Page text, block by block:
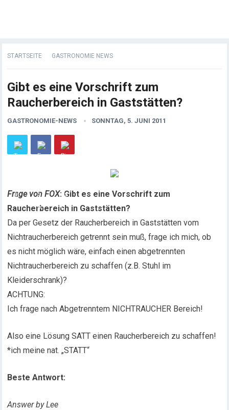
STARTSEITE GASTRONOMIE NEWS
Gibt es eine Vorschrift zum
Raucherbereich in Gaststätten?
GASTRONOMIE-NEWS SONNTAG, 5. JUNI 2011
Frage von FOX: Gibt es eine Vorschrift zum
Raucherbereich in Gaststätten?
Da per Gesetz der Raucherbereich in Gaststätten vom
Nichtraucherbereich getrennt sein muß, frage ich mich, ob
es nicht möglich wäre, einfach einen abgetrennten
Nichtraucherbereich zu schaffen (z.B. Stuhl im
Kleiderschrank)?
ACHTUNG:
Ich frage nach Abgetrenntem NICHTRAUCHER Bereich!
Also eine Lösung SATT einen Raucherbereich zu schaffen!
*ich meine nat. „STATT“
Beste Antwort:
Answer by Lee